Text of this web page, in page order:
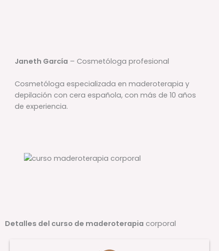
Janeth García – Cosmetóloga profesional
Cosmetóloga especializada en maderoterapia y
depilación con cera española, con más de 10 años
de experiencia.
Detalles del curso de maderoterapia corporal